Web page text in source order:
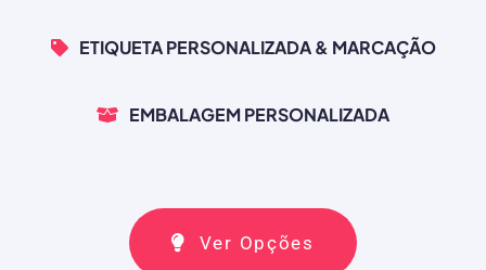
ETIQUETA PERSONALIZADA & MARCAÇÃO
EMBALAGEM PERSONALIZADA
Ver Opções